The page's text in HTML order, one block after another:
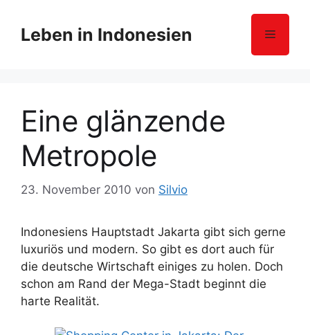
Leben in Indonesien Menü
Eine glänzende
Metropole
23. November 2010 von Silvio
Indonesiens Hauptstadt Jakarta gibt sich gerne
luxuriös und modern. So gibt es dort auch für
die deutsche Wirtschaft einiges zu holen. Doch
schon am Rand der Mega-Stadt beginnt die
harte Realität.